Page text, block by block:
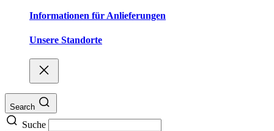
Informationen für Anlieferungen
Unsere Standorte
Search
Suche